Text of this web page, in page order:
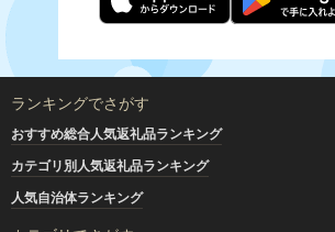
ランキングでさがす
おすすめ総合人気返礼品ランキング
カテゴリ別人気返礼品ランキング
人気自治体ランキング